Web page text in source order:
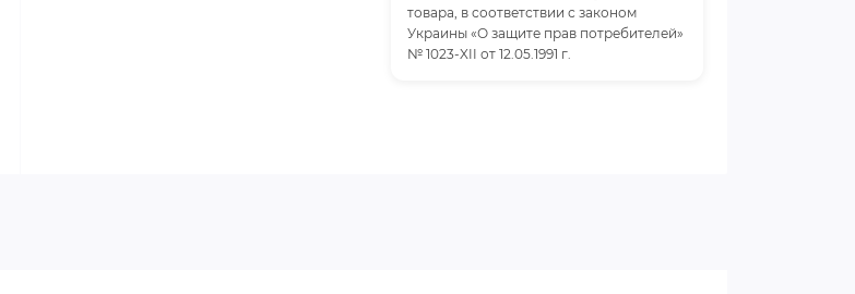
товара, в соответствии с законом
Украины «О защите прав потребителей»
№ 1023-XII от 12.05.1991 г.